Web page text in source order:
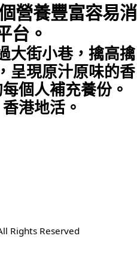
營養豐富容易消
台。
大街小巷，擒高擒
呈現原汁原味的香
個人補充養份。
港地活。
Rights Reserved